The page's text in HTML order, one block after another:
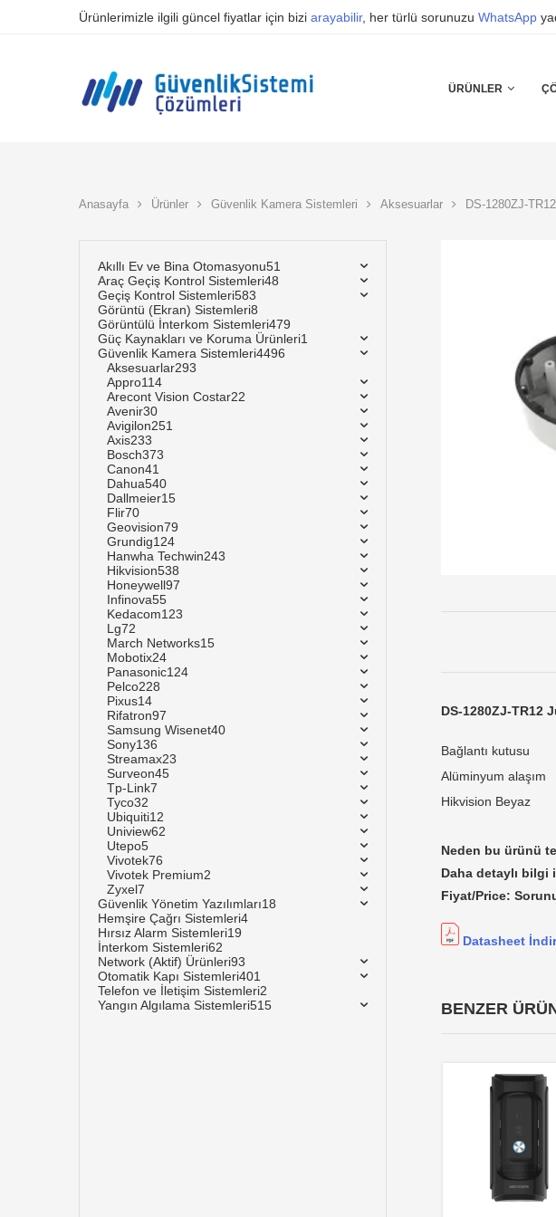
Ürünlerimizle ilgili güncel fiyatlar için bizi arayabilir, her türlü sorunuzu WhatsApp
ÜRÜNLER
Anasayfa Ürünler Güvenlik Kamera Sistemleri Aksesuarlar DS-1280ZJ-
DS-1280ZJ-TR12
Bağlantı kutusu
Alüminyum alaşım
Hikvision Beyaz
Neden bu ürünü
Daha detaylı
Fiyat/Price:
Datasheet
BENZER
Akıllı Ev ve Bina Otomasyonu51
Araç Geçiş Kontrol Sistemleri48
Geçiş Kontrol Sistemleri583
Görüntü (Ekran) Sistemleri8
Görüntülü İnterkom Sistemleri479
Güç Kaynakları ve Koruma Ürünleri1
Güvenlik Kamera Sistemleri4496
Aksesuarlar293
Appro114
Arecont Vision Costar22
Avenir30
Avigilon251
Axis233
Bosch373
Canon41
Dahua540
Dallmeier15
Flir70
Geovision79
Grundig124
Hanwha Techwin243
Hikvision538
Honeywell97
Infinova55
Kedacom123
Lg72
March Networks15
Mobotix24
Panasonic124
Pelco228
Pixus14
Rifatron97
Samsung Wisenet40
Sony136
Streamax23
Surveon45
Tp-Link7
Tyco32
Ubiquiti12
Uniview62
Utepo5
Vivotek76
Vivotek Premium2
Zyxel7
Güvenlik Yönetim Yazılımları18
Hemşire Çağrı Sistemleri4
Hırsız Alarm Sistemleri19
İnterkom Sistemleri62
Network (Aktif) Ürünleri93
Otomatik Kapı Sistemleri401
Telefon ve İletişim Sistemleri2
Yangın Algılama Sistemleri515